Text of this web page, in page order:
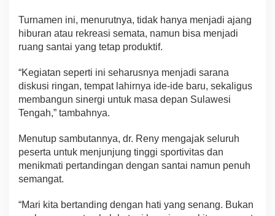
Turnamen ini, menurutnya, tidak hanya menjadi ajang
hiburan atau rekreasi semata, namun bisa menjadi
ruang santai yang tetap produktif.
“Kegiatan seperti ini seharusnya menjadi sarana
diskusi ringan, tempat lahirnya ide-ide baru, sekaligus
membangun sinergi untuk masa depan Sulawesi
Tengah,” tambahnya.
Menutup sambutannya, dr. Reny mengajak seluruh
peserta untuk menjunjung tinggi sportivitas dan
menikmati pertandingan dengan santai namun penuh
semangat.
“Mari kita bertanding dengan hati yang senang. Bukan